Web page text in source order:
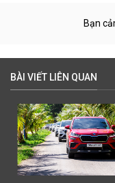
Bạn
BÀI VIẾT LIÊN QUAN